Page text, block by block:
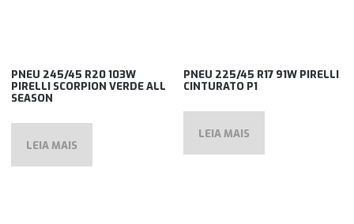
PNEU 245/45 R20 103W
PIRELLI SCORPION VERDE ALL
SEASON
LEIA MAIS
PNEU 225/45 R17 91W PIRELLI
CINTURATO P1
LEIA MAIS